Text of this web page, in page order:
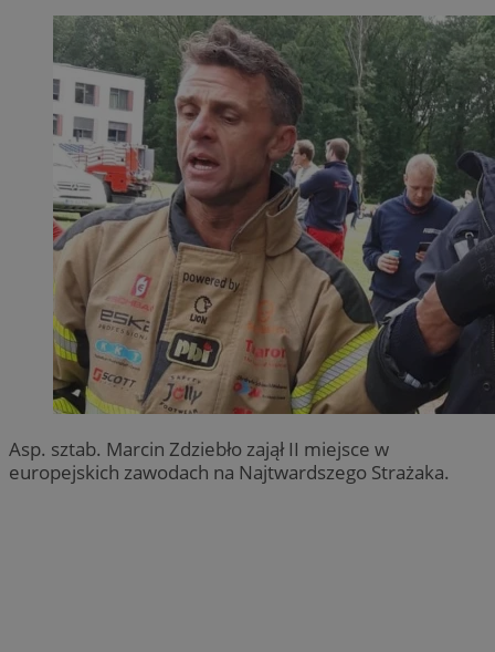
Asp. sztab. Marcin Zdziebło zajął II miejsce w
europejskich zawodach na Najtwardszego Strażaka.